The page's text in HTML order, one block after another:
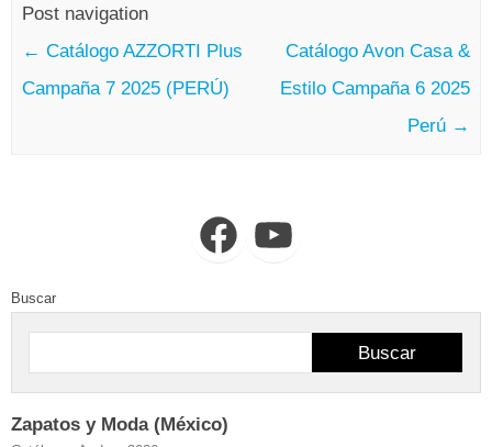
Post navigation
← Catálogo AZZORTI Plus
Campaña 7 2025 (PERÚ)
Catálogo Avon Casa &
Estilo Campaña 6 2025
Perú →
FacebookYouTube
Buscar
Buscar
Zapatos y Moda (México)